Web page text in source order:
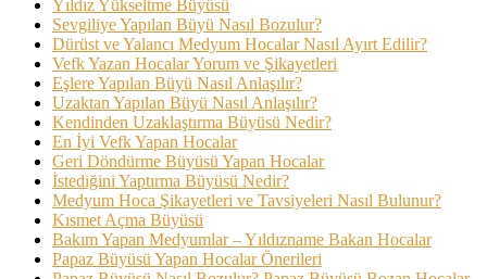
Yıldız Yükseltme Büyüsü
Sevgiliye Yapılan Büyü Nasıl Bozulur?
Dürüst ve Yalancı Medyum Hocalar Nasıl Ayırt Edilir?
Vefk Yazan Hocalar Yorum ve Şikayetleri
Eşlere Yapılan Büyü Nasıl Anlaşılır?
Uzaktan Yapılan Büyü Nasıl Anlaşılır?
Kendinden Uzaklaştırma Büyüsü Nedir?
En İyi Vefk Yapan Hocalar
Geri Döndürme Büyüsü Yapan Hocalar
İstediğini Yaptırma Büyüsü Nedir?
Medyum Hoca Şikayetleri ve Tavsiyeleri Nasıl Bulunur?
Kısmet Açma Büyüsü
Bakım Yapan Medyumlar – Yıldızname Bakan Hocalar
Papaz Büyüsü Yapan Hocalar Önerileri